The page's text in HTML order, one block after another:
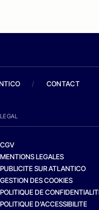
/ CONTACT
LEGAL
CGV
MENTIONS LEGALES
PUBLICITE SUR ATLANTICO
GESTION DES COOKIES
POLITIQUE DE
POLITIQUE D’ACCESSIBILITE